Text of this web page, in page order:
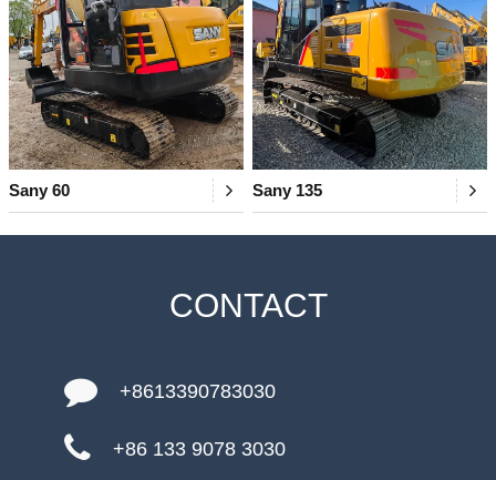
Sany 60 Sany 135
CONTACT
+8613390783030
+86 133 9078 3030